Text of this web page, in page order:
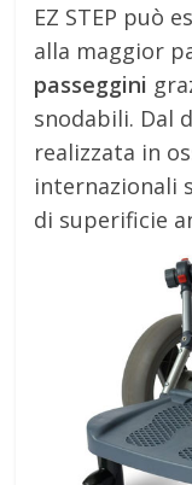
EZ STEP può
alla maggior
passeggini
snodabili. Dal
realizzata in
internazionali
di superificie